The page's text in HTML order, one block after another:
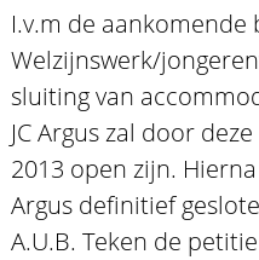
I.v.m de
Welzijnswerk/
sluiting van
JC Argus zal door
2013 open zijn.
Argus definitief
A.U.B. Teken de